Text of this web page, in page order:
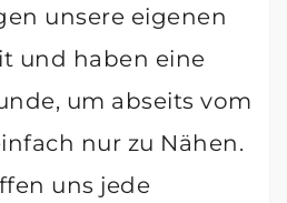
unsere eigenen
und haben eine
um abseits vom
nur zu Nähen.
uns jede